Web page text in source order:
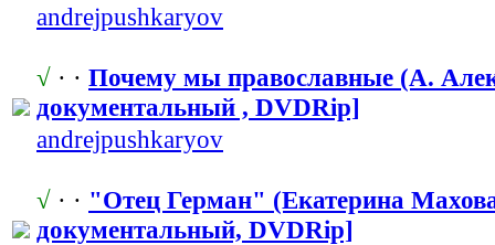
andrejpushka​ryov
√ · · Почему мы православные (А.
документальн​ый , DVDRip]
andrejpushka​ryov
√ · · "Отец Герман" (Екатерина
документальн​ый, DVDRip]